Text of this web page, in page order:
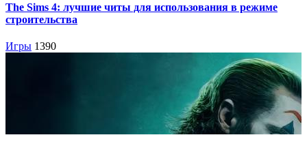
The Sims 4: лучшие читы для использования в режиме
строительства
Игры 1390